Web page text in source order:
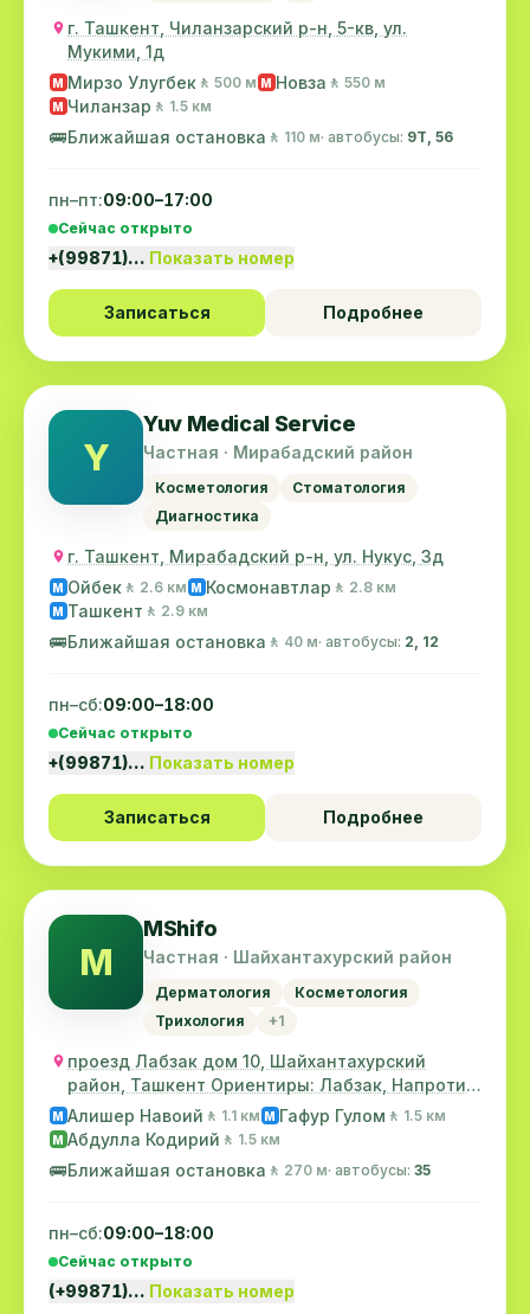
г. Ташкент, Чиланзарский р-н, 5-кв, ул.
Мукими, 1д
M Мирзо Улугбек 🚶 500 м M Новза 🚶 550 м
M Чиланзар 🚶 1.5 км
🚌Ближайшая остановка 🚶 110 м· автобусы: 9Т, 56
пн–пт:09:00–17:00
Сейчас открыто
+(99871)… Показать номер
Записаться Подробнее
Y
Yuv Medical Service
Частная · Мирабадский район
Косметология
Стоматология
Диагностика
г. Ташкент, Мирабадский р-н, ул. Нукус, 3д
M Ойбек 🚶 2.6 км M Космонавтлар 🚶 2.8 км
M Ташкент 🚶 2.9 км
🚌Ближайшая остановка 🚶 40 м· автобусы: 2, 12
пн–сб:09:00–18:00
Сейчас открыто
+(99871)… Показать номер
Записаться Подробнее
M
MShifo
Частная · Шайхантахурский район
Дерматология
Косметология
Трихология
+1
проезд Лабзак дом 10, Шайхантахурский
район, Ташкент Ориентиры: Лабзак, Напротив
главного...
M Алишер Навоий 🚶 1.1 км M Гафур Гулом 🚶 1.5 км
M Абдулла Кодирий 🚶 1.5 км
🚌Ближайшая остановка 🚶 270 м· автобусы: 35
пн–сб:09:00–18:00
Сейчас открыто
(+99871)… Показать номер